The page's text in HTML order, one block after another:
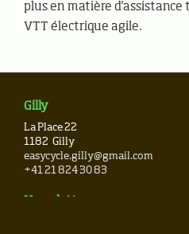
plus en matière
VTT électrique agile.
Gilly
La Place 22
1182 Gilly
easycycle.gilly@gmail.com
+41 21 824 30 83